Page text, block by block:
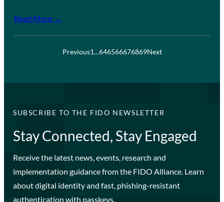
Read More →
Previous1…646566676869Next
SUBSCRIBE TO THE FIDO NEWSLETTER
Stay Connected, Stay Engaged
Receive the latest news, events, research and
implementation guidance from the FIDO Alliance. Learn
about digital identity and fast, phishing-resistant
authentication with passkeys.